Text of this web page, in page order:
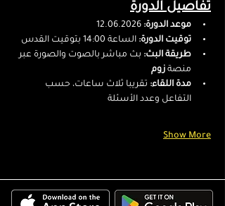
تفاصيل الدورة
موعد الدورة:
توقيت الدورة: الساعة 14:00 بتوقيت القدس
طريقة البث: بث مباشر بالصوت والصورة عبر
منصة زوم
مدة اللقاء: تقريبا ثلاث ساعات، حسب
التفاعل وعدد الأسئلة
Show More